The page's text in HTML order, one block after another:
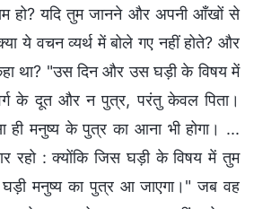
हो? यदि तुम जानने और अपनी आँखों से
ये वचन व्यर्थ में बोले गए नहीं होते? और
था? "उस दिन और उस घड़ी के विषय में
के दूत और न पुत्र, परंतु केवल पिता।
मनुष्य के पुत्र का आना भी होगा। ...
रहो : क्योंकि जिस घड़ी के विषय में तुम
घड़ी मनुष्य का पुत्र आ जाएगा।" जब वह